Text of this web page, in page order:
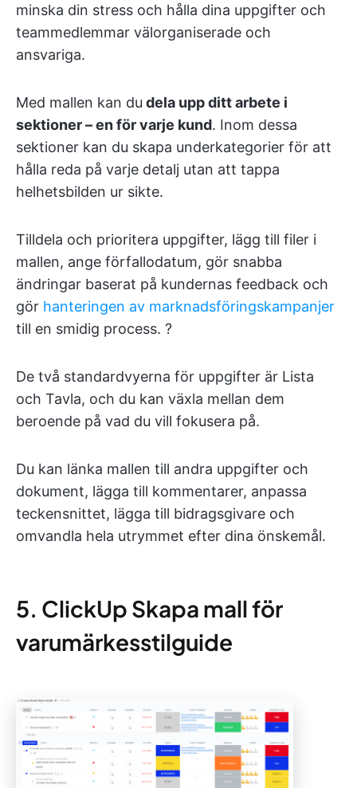
minska din stress och hålla dina uppgifter och
teammedlemmar välorganiserade och
ansvariga.
Med mallen kan du dela upp ditt arbete i
sektioner – en för varje kund. Inom dessa
sektioner kan du skapa underkategorier för att
hålla reda på varje detalj utan att tappa
helhetsbilden ur sikte.
Tilldela och prioritera uppgifter, lägg till filer i
mallen, ange förfallodatum, gör snabba
ändringar baserat på kundernas feedback och
gör hanteringen av marknadsföringskampanjer
till en smidig process. ?
De två standardvyerna för uppgifter är Lista
och Tavla, och du kan växla mellan dem
beroende på vad du vill fokusera på.
Du kan länka mallen till andra uppgifter och
dokument, lägga till kommentarer, anpassa
teckensnittet, lägga till bidragsgivare och
omvandla hela utrymmet efter dina önskemål.
5. ClickUp Skapa mall för
varumärkesstilguide